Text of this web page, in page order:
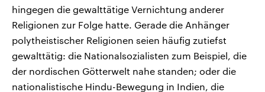
hingegen die gewalttätige Vernichtung anderer
Religionen zur Folge hatte. Gerade die Anhänger
polytheistischer Religionen seien häufig zutiefst
gewalttätig: die Nationalsozialisten zum Beispiel, die
der nordischen Götterwelt nahe standen; oder die
nationalistische Hindu-Bewegung in Indien, die